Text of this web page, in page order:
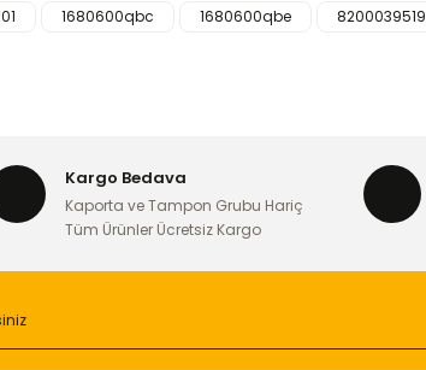
öneri formunu kullanarak tarafımıza iletebilirsiniz.
1680600qbc 1680600qbe
8200039519
Kargo Bedava
Kaporta ve Tampon Grubu Hariç
Tüm Ürünler Ücretsiz Kargo